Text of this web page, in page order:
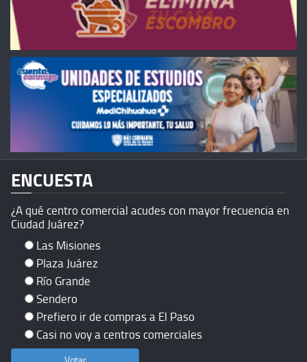
ENCUESTA
¿A qué centro comercial acudes con mayor frecuencia en
Ciudad Juárez?
Las Misiones
Plaza Juárez
Río Grande
Sendero
Prefiero ir de compras a El Paso
Casi no voy a centros comerciales